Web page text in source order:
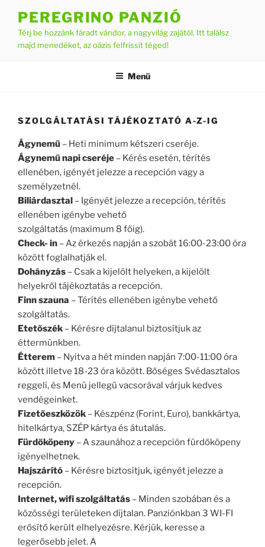
PEREGRINO PANZIÓ
Térj be hozzánk fáradt vándor, a nagyvilág zajától. Itt találsz
majd menedéket, az oázis felfrissít téged!
Menü
SZOLGÁLTATÁSI TÁJÉKOZTATÓ A-Z-IG
Ágynemű – Heti minimum kétszeri cseréje.
Ágynemű napi cseréje – Kérés esetén, térítés
ellenében, igényét jelezze a recepción vagy a
személyzetnél.
Biliárdasztal – Igényét jelezze a recepción, térítés
ellenében igénybe vehető
szolgáltatás (maximum 8 főig).
Check- in – Az érkezés napján a szobát 16:00-23:00 óra
között foglalhatják el.
Dohányzás – Csak a kijelölt helyeken, a kijelölt
helyekről tájékoztatás a recepción.
Finn szauna – Térítés ellenében igénybe vehető
szolgáltatás.
Etetőszék – Kérésre díjtalanul biztosítjuk az
éttermünkben.
Étterem – Nyitva a hét minden napján 7:00-11:00 óra
között illetve 18-23 óra között. Bőséges Svédasztalos
reggeli, és Menü jellegű vacsorával várjuk kedves
vendégeinket.
Fizetőeszközök – Készpénz (Forint, Euro), bankkártya,
hitelkártya, SZÉP kártya és átutalás.
Fürdőköpeny – A szaunához a recepción fürdőköpeny
igényelhetnek.
Hajszárító – Kérésre biztosítjuk, igényét jelezze a
recepción.
Internet, wifi szolgáltatás – Minden szobában és a
közösségi területeken díjtalan. Panziónkban 3 WI-FI
erősítő került elhelyezésre. Kérjük, keresse a
legerősebb jelet. A